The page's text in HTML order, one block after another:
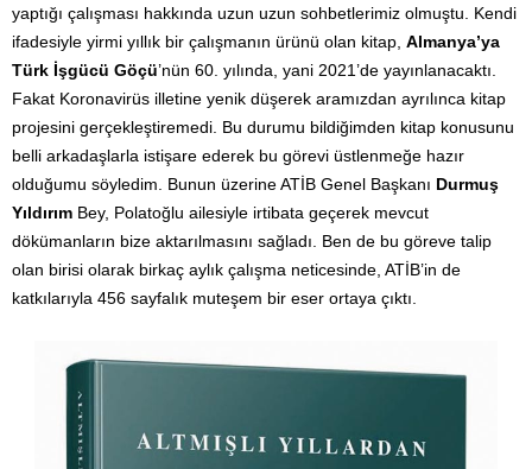
yaptığı çalışması hakkında uzun uzun sohbetlerimiz olmuştu. Kendi
ifadesiyle yirmi yıllık bir çalışmanın ürünü olan kitap, Almanya’ya
Türk İşgücü Göçü’nün 60. yılında, yani 2021’de yayınlanacaktı.
Fakat Koronavirüs illetine yenik düşerek aramızdan ayrılınca kitap
projesini gerçekleştiremedi. Bu durumu bildiğimden kitap konusunu
belli arkadaşlarla istişare ederek bu görevi üstlenmeğe hazır
olduğumu söyledim. Bunun üzerine ATİB Genel Başkanı Durmuş
Yıldırım Bey, Polatoğlu ailesiyle irtibata geçerek mevcut
dökümanların bize aktarılmasını sağladı. Ben de bu göreve talip
olan birisi olarak birkaç aylık çalışma neticesinde, ATİB’in de
katkılarıyla 456 sayfalık muteşem bir eser ortaya çıktı.